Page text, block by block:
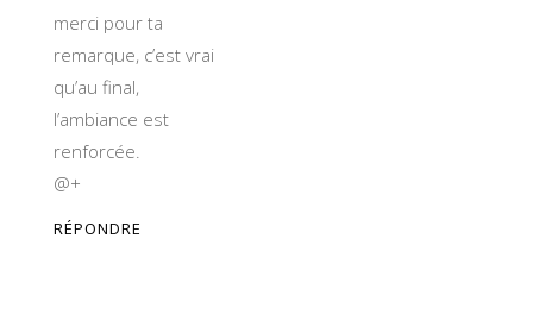
merci pour ta
remarque, c’est vrai
qu’au final,
l’ambiance est
renforcée.
@+
RÉPONDRE